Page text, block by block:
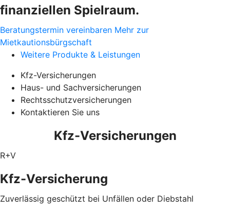
finanziellen Spielraum.
Beratungstermin vereinbaren Mehr zur
Mietkautionsbürgschaft
Weitere Produkte & Leistungen
Kfz-Versicherungen
Haus- und Sachversicherungen
Rechtsschutzversicherungen
Kontaktieren Sie uns
Kfz-Versicherungen
R+V
Kfz-Versicherung
Zuverlässig geschützt bei Unfällen oder Diebstahl